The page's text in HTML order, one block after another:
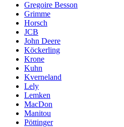
Gregoire Besson
Grimme
Horsch
JCB
John Deere
Köckerling
Krone
Kuhn
Kverneland
Lely
Lemken
MacDon
Manitou
Pöttinger